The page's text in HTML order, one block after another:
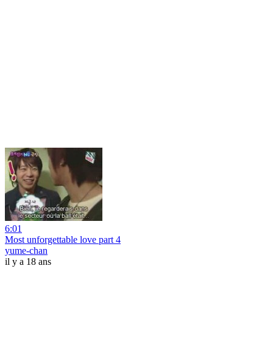
6:01
Most unforgettable love part 4
yume-chan
il y a 18 ans